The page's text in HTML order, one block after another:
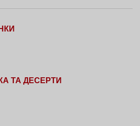
ТА ДЕСЕРТИ